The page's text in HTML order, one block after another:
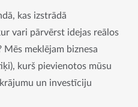
kas izstrādā
vari pārvērst idejas reālos
Mēs meklējam biznesa
kurš pievienotos mūsu
un investīciju